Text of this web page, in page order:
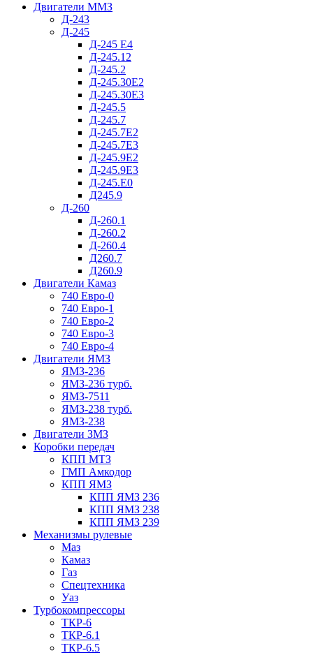
Двигатели ММЗ
Д-243
Д-245
Д-245 Е4
Д-245.12
Д-245.2
Д-245.30Е2
Д-245.30Е3
Д-245.5
Д-245.7
Д-245.7Е2
Д-245.7Е3
Д-245.9Е2
Д-245.9Е3
Д-245.Е0
Д245.9
Д-260
Д-260.1
Д-260.2
Д-260.4
Д260.7
Д260.9
Двигатели Камаз
740 Евро-0
740 Евро-1
740 Евро-2
740 Евро-3
740 Евро-4
Двигатели ЯМЗ
ЯМЗ-236
ЯМЗ-236 турб.
ЯМЗ-7511
ЯМЗ-238 турб.
ЯМЗ-238
Двигатели ЗМЗ
Коробки передач
КПП МТЗ
ГМП Амкодор
КПП ЯМЗ
КПП ЯМЗ 236
КПП ЯМЗ 238
КПП ЯМЗ 239
Механизмы рулевые
Маз
Камаз
Газ
Спецтехника
Уаз
Турбокомпрессоры
ТКР-6
ТКР-6.1
ТКР-6.5